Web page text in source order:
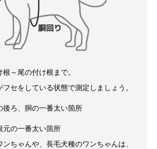
根～尾の付け根まで。
セをしている状態で測定しましょう。
後ろ、胴の一番太い箇所
元の一番太い箇所
ちゃんや、長毛犬種のワンちゃんは、